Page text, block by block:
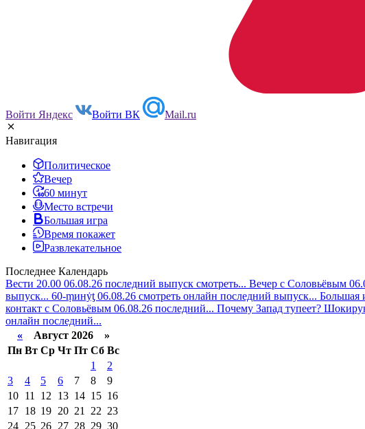
Войти Яндекс Войти ВК Mail.ru
Навигация
Политическое
Вечер
60 минут
Место встречи
Большая игра
Время покажет
Развлекательное
Последнее Календарь
Вести 20.00 06.08.26 последний выпуск смотреть... Вечер с Соловьёвым
выпуск... 60-ṃинẏƫ 06.08.26 смотреть онлайн последний выпуск... Большая
контакт с Соловьёвым 06.08.26 последний... Почему Запад тупеет?
онлайн последний...
« Август 2026 »
Пн Вт Ср Чт Пт Сб Вс
1
2
3
4 5 6 7 8
9
10 11 12 13 14 15 16
17 18 19 20 21 22 23
24 25 26 27 28 29 30